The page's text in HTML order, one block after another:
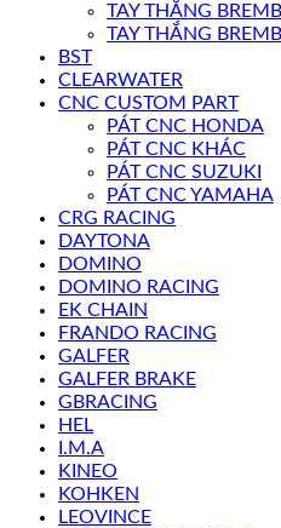
TAY THẮNG
TAY THẮNG
BST
CLEARWATER
CNC CUSTOM PART
PÁT CNC HONDA
PÁT CNC KHÁC
PÁT CNC SUZUKI
PÁT CNC YAMAHA
CRG RACING
DAYTONA
DOMINO
DOMINO RACING
EK CHAIN
FRANDO RACING
GALFER
GALFER BRAKE
GBRACING
HEL
I.M.A
KINEO
KOHKEN
LEOVINCE